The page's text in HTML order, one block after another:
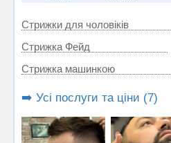
Стрижки для чоловіків
Стрижка Фейд
Стрижка машинкою
➡️ Усі послуги та ціни (7)